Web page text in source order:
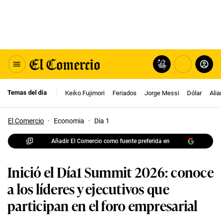
Temas del día Keiko Fujimori Feriados Jorge Messi Dólar
El Comercio · Economia · Dia 1
Añadir El Comercio como fuente preferida en
Inició el Día1 Summit 2026: conoce
a los líderes y ejecutivos que
participan en el foro empresarial